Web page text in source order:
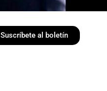
Suscríbete al boletín